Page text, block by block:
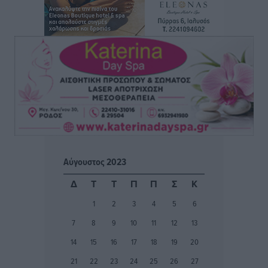
το μέλλον της μέσα στην αβεβαιότητα
Συνεντεύξεις• πριν 2 ώρες
Η υπογεννητικότητα βάζει λουκέτο σε 11 σχολεία
Πρωτοβάθμιας στα Δωδεκάνησα
πριν 2 ώρες
Κ. Σπανός: Παρά την αυξημένη τουριστική κίνηση, η
αγορά της Ρόδου κινείται κάτω από τις προσδοκίες
πριν 2 ώρες
Το ΠΑΣΟΚ στα Δωδεκάνησα ψάχνει έξι και του
Αύγουστος 2023
Δ
Τ Τ Π Π Σ Κ
1 2 3 4 5
6
7
8 9 10 11 12
13
14
15 16 17 18 19
20
21
22 23 24 25 26 27